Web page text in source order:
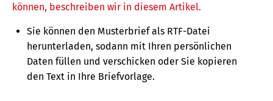
können, beschreiben wir in diesem Artikel.
Sie können den Musterbrief als RTF-Datei
herunterladen, sodann mit Ihren persönlichen
Daten füllen und verschicken oder Sie kopieren
den Text in Ihre Briefvorlage.